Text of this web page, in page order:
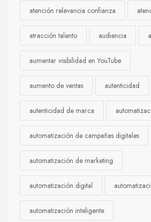
atención relevancia confianza
atracción talento audiencia
aumentar visibilidad en YouTube
aumento de ventas autenticidad
autenticidad de marca
automatización de campañas digitales
automatización de marketing
automatización digital
automatización inteligente